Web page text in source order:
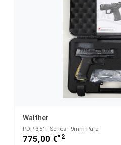
Walther
PDP 3,5" F-Series - 9mm Para
775,00 €*2